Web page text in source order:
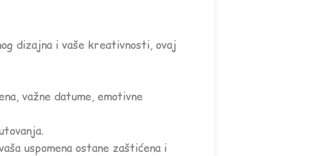
dizajna i vaše kreativnosti, ovaj
važne datume, emotivne
uspomena ostane zaštićena i